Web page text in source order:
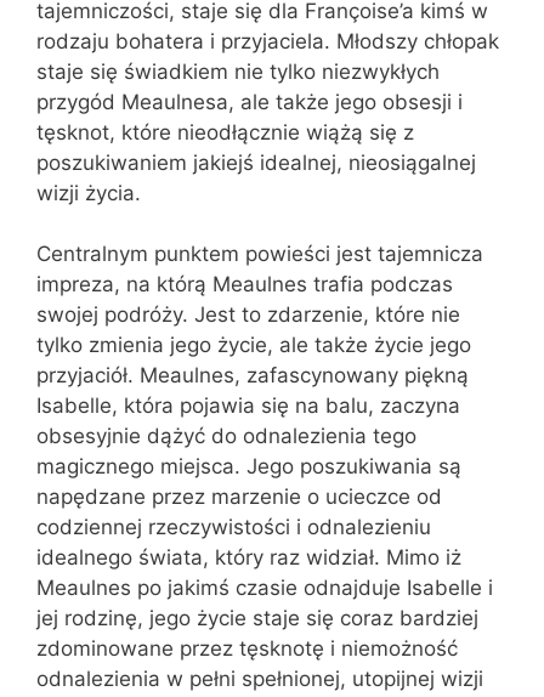
tajemniczości, staje się dla Françoise’a kimś w
rodzaju bohatera i przyjaciela. Młodszy chłopak
staje się świadkiem nie tylko niezwykłych
przygód Meaulnesa, ale także jego obsesji i
tęsknot, które nieodłącznie wiążą się z
poszukiwaniem jakiejś idealnej, nieosiągalnej
wizji życia.
Centralnym punktem powieści jest tajemnicza
impreza, na którą Meaulnes trafia podczas
swojej podróży. Jest to zdarzenie, które nie
tylko zmienia jego życie, ale także życie jego
przyjaciół. Meaulnes, zafascynowany piękną
Isabelle, która pojawia się na balu, zaczyna
obsesyjnie dążyć do odnalezienia tego
magicznego miejsca. Jego poszukiwania są
napędzane przez marzenie o ucieczce od
codziennej rzeczywistości i odnalezieniu
idealnego świata, który raz widział. Mimo iż
Meaulnes po jakimś czasie odnajduje Isabelle i
jej rodzinę, jego życie staje się coraz bardziej
zdominowane przez tęsknotę i niemożność
odnalezienia w pełni spełnionej, utopijnej wizji